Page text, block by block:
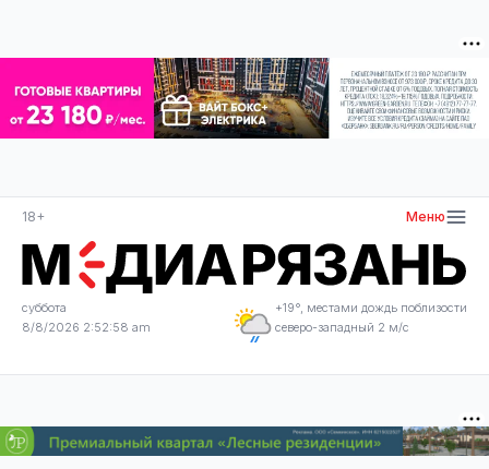
18+ Меню
суббота
8/8/2026 2:52:58 am
+19°, местами дождь поблизости
северо-западный 2 м/с